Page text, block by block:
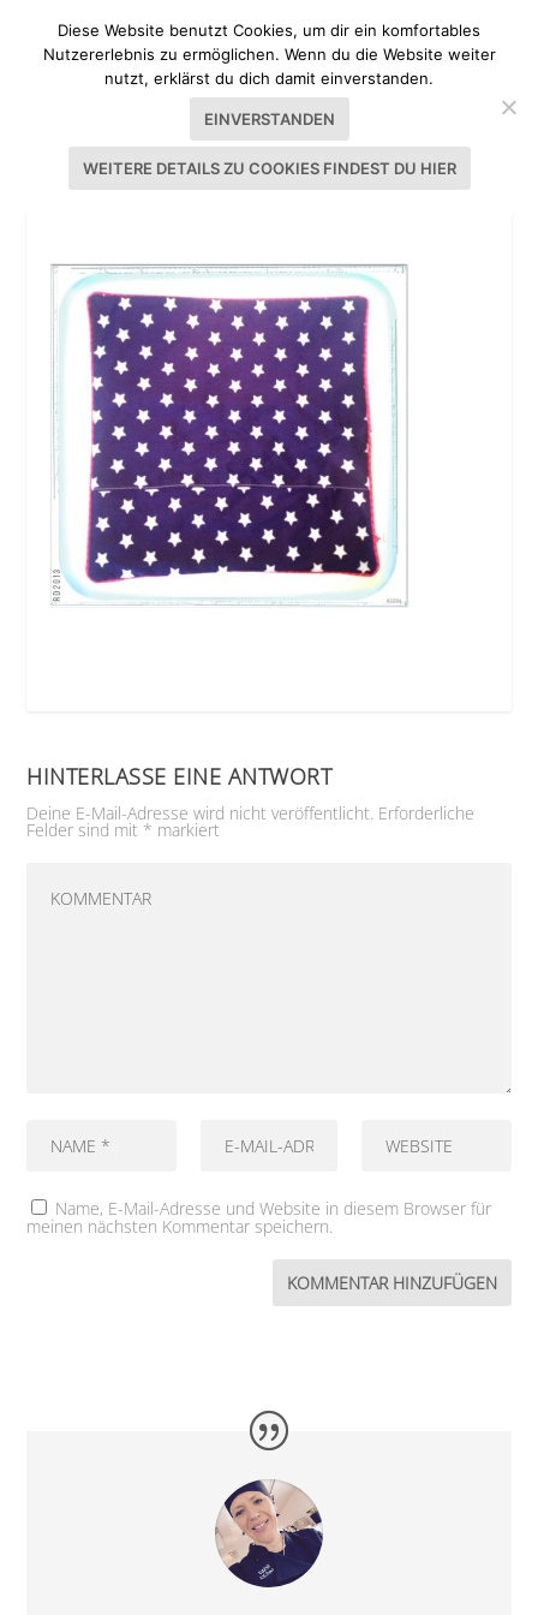
TUTORIAL KISSENHÜLLE MIT PASPEL
HINTERLASSE EINE ANTWORT
Deine E-Mail-Adresse wird nicht veröffentlicht. Erforderliche
Felder sind mit * markiert
Name, E-Mail-Adresse und Website in diesem Browser für
meinen nächsten Kommentar speichern.
Diese Website benutzt Cookies, um dir ein komfortables
Nutzererlebnis zu ermöglichen. Wenn du die Website weiter
nutzt, erklärst du dich damit einverstanden.
EINVERSTANDEN
WEITERE DETAILS ZU COOKIES FINDEST DU HIER